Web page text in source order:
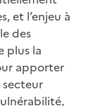
et l’enjeu à
des
plus la
apporter
secteur